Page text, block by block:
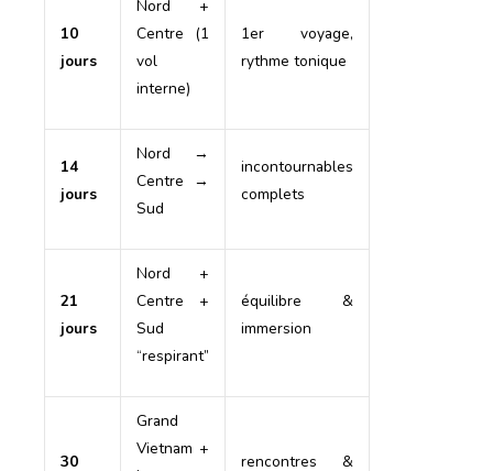
10
jours
Nord +
Centre (1
vol
interne)
1er voyage,
rythme tonique
14
jours
Nord →
Centre →
Sud
incontournables
complets
21
jours
Nord +
Centre +
Sud
“respirant”
équilibre &
immersion
30
Grand
Vietnam +
rencontres &